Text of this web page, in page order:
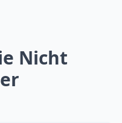
Nicht